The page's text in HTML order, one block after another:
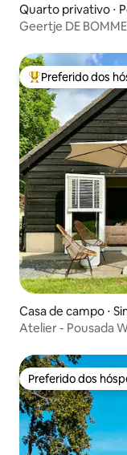
Quarto privativo ⋅
Geertje DE
Entre os melhores
Preferido dos
Casa de campo ⋅
Atelier - Pousada
Preferido dos
Preferido dos